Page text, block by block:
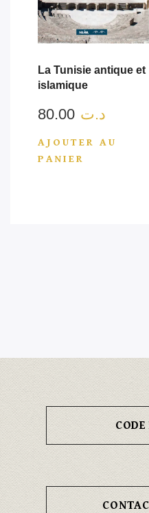
La Tunisie antique et
islamique
د.ت
AJOUTER AU
PANIER